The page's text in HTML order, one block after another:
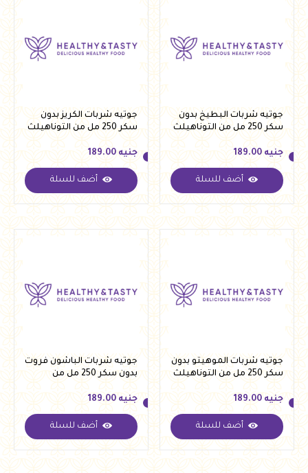
جوتيه شربات البطيخ بدون
سكر 250 مل من التوناهيلث
جنيه
جنيه 189.00
أضف للسلة
جوتيه شربات الكريز بدون
سكر 250 مل من التوناهيلث
جنيه
جنيه 189.00
أضف للسلة
جوتيه شربات الموهيتو بدون
سكر 250 مل من التوناهيلث
جنيه
جنيه 189.00
أضف للسلة
جوتيه شربات الباشون فروت
بدون سكر 250 مل من
التوناهيلث
جنيه
جنيه 189.00
أضف للسلة